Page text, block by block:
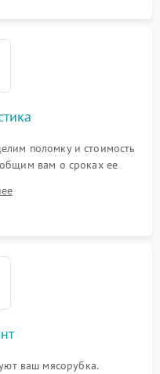
поломку и стоимость
вам о сроках ее
ваш мясорубка.